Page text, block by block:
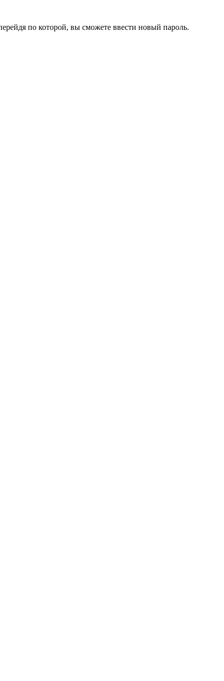
по которой, вы сможете ввести новый пароль.